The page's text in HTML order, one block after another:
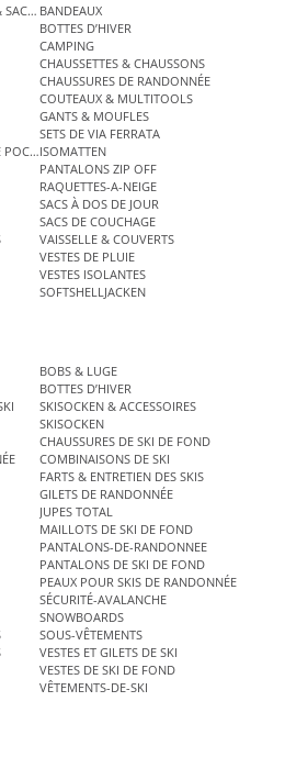
ÉTANCHES
BANDEAUX
BOTTES D’HIVER
CAMPING
CHAUSSETTES & CHAUSSONS
CHAUSSURES DE RANDONNÉE
COUTEAUX & MULTITOOLS
GANTS & MOUFLES
SETS DE VIA FERRATA
POCHEISOMATTEN
PANTALONS ZIP OFF
RAQUETTES-A-NEIGE
SACS À DOS DE JOUR
SACS DE COUCHAGE
VAISSELLE & COUVERTS
VESTES DE PLUIE
VESTES ISOLANTES
SOFTSHELLJACKEN
BOBS & LUGE
BOTTES D’HIVER
SKISOCKEN & ACCESSOIRES
SKISOCKEN
CHAUSSURES DE SKI DE FOND
COMBINAISONS DE SKI
FARTS & ENTRETIEN DES SKIS
GILETS DE RANDONNÉE
JUPES TOTAL
MAILLOTS DE SKI DE FOND
PANTALONS-DE-RANDONNEE
PANTALONS DE SKI DE FOND
PEAUX POUR SKIS DE RANDONNÉE
SÉCURITÉ-AVALANCHE
SNOWBOARDS
SOUS-VÊTEMENTS
VESTES ET GILETS DE SKI
VESTES DE SKI DE FOND
VÊTEMENTS-DE-SKI